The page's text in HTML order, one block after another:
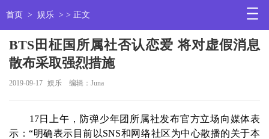
首页 > 娱乐 > > 正文
BTS田柾国所属社否认恋爱 将对虚假消息
散布采取强烈措施
2019-09-17 娱乐 编辑：Juna
17日上午，防弹少年团所属社发布官方立场向媒体表
示：“明确表示目前以SNS和网络社区为中心散播的关于本